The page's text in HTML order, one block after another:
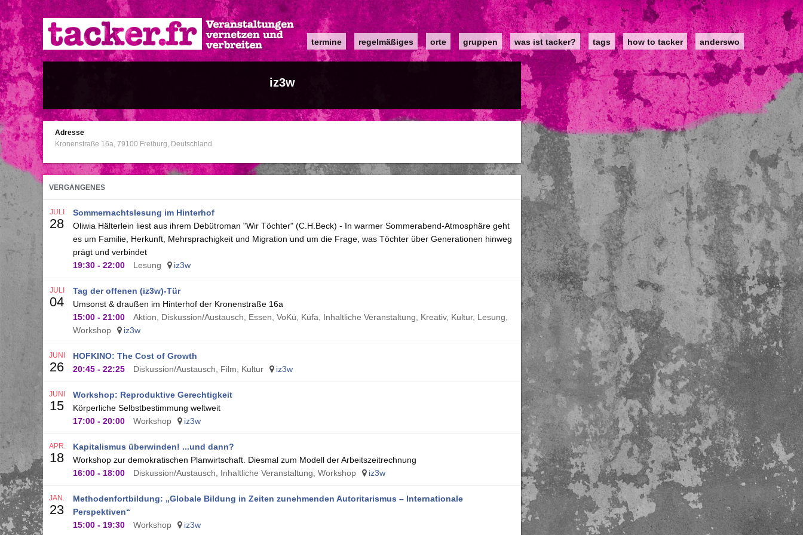
Direkt
zum
Inhalt
Main
navigation
termine regelmäßiges orte gruppen was ist tacker? tags how to tacker anderswo
iz3w
Adresse
Kronenstraße 16a 79100 Freiburg Deutschland
VERGANGENES
Sommernachtslesung im Hinterhof
Oliwia Hälterlein liest aus ihrem Debütroman "Wir Töchter" (C.H.Beck) - In warmer Sommerabend-Atmosphäre geht
es um Familie, Herkunft, Mehrsprachigkeit und Migration und um die Frage, was Töchter über Generationen hinweg
prägt und verbindet
19:30 - 22:00 Lesung iz3w
JULI
28
Tag der offenen (iz3w)-Tür
Umsonst & draußen im Hinterhof der Kronenstraße 16a
15:00 - 21:00
Aktion, Diskussion/Austausch, Essen, VoKü, Küfa, Inhaltliche Veranstaltung, Kreativ, Kultur, Lesung,
Workshop
iz3w
JULI
04
HOFKINO: The Cost of Growth
20:45 - 22:25 Diskussion/Austausch, Film, Kultur iz3w
JUNI
26
Workshop: Reproduktive Gerechtigkeit
Körperliche Selbstbestimmung weltweit
17:00 - 20:00 Workshop iz3w
JUNI
15
Kapitalismus überwinden! ...und dann?
Workshop zur demokratischen Planwirtschaft. Diesmal zum Modell der Arbeitszeitrechnung
16:00 - 18:00 Diskussion/Austausch, Inhaltliche Veranstaltung, Workshop iz3w
APR.
18
Methodenfortbildung: „Globale Bildung in Zeiten zunehmenden Autoritarismus – Internationale
Perspektiven“
15:00 - 19:30 Workshop iz3w
JAN.
23